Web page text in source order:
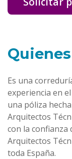
Es una
experiencia en
una póliza
Arquitectos
con la confianza
Arquitectos
toda España.